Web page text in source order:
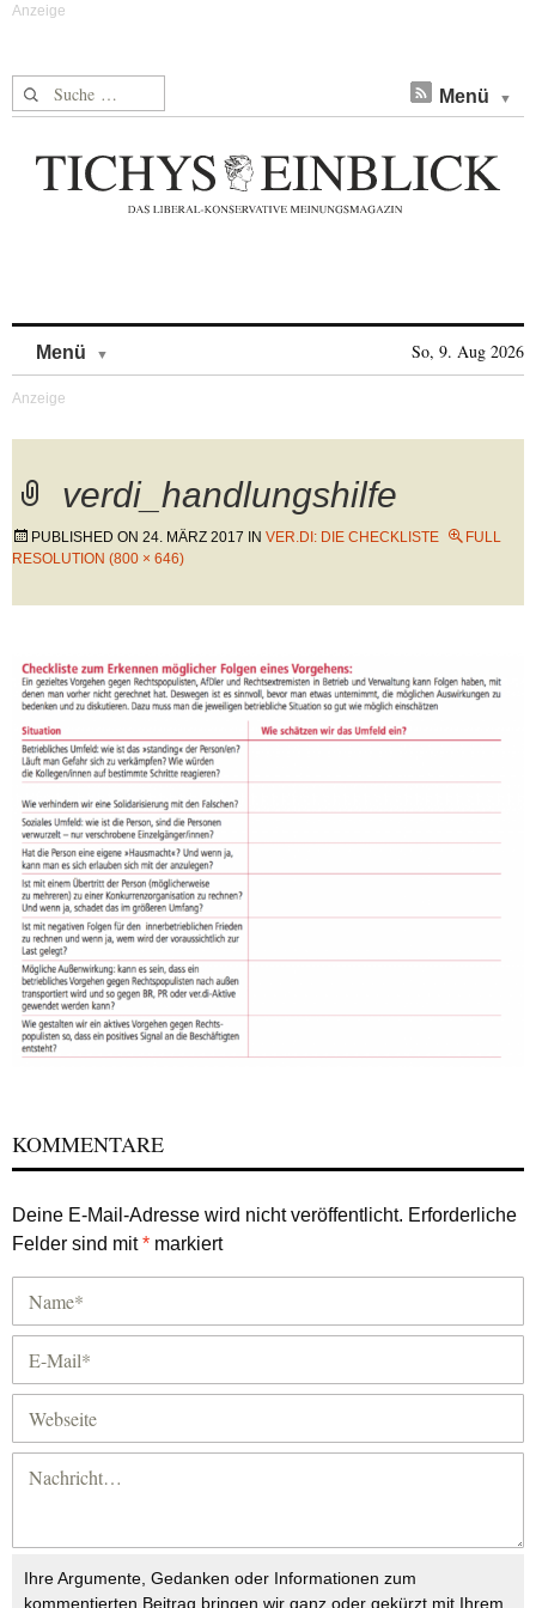
Suche nach: Menü
Menü So, 9. Aug 2026
verdi_handlungshilfe
PUBLISHED ON 24. MÄRZ 2017 IN VER.DI: DIE CHECKLISTE
FULL
RESOLUTION (800 × 646)
KOMMENTARE
Deine E-Mail-Adresse wird nicht veröffentlicht. Erforderliche
Felder sind mit* markiert
Ihre Argumente, Gedanken oder Informationen zum
kommentierten Beitrag bringen wir ganz oder gekürzt mit Ihrem